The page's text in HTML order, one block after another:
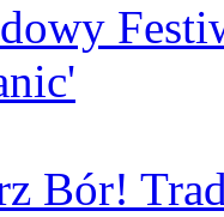
Bór!